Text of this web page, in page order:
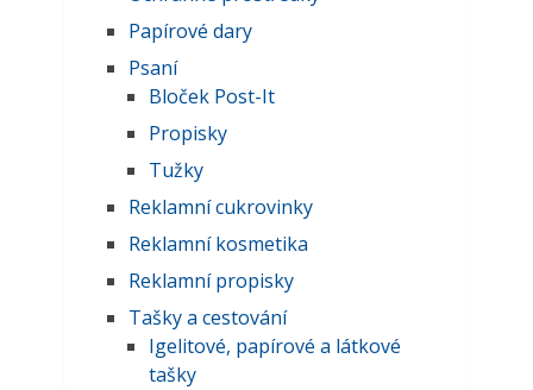
Papírové dary
Psaní
Bloček Post-It
Propisky
Tužky
Reklamní cukrovinky
Reklamní kosmetika
Reklamní propisky
Tašky a cestování
Igelitové, papírové a látkové
tašky